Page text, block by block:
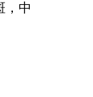
，中